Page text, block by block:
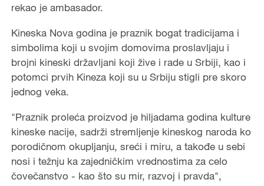
rekao je ambasador.
Kineska Nova godina je praznik bogat tradicijama i
simbolima koji u svojim domovima proslavljaju i
brojni kineski državljani koji žive i rade u Srbiji, kao i
potomci prvih Kineza koji su u Srbiju stigli pre skoro
jednog veka.
"Praznik proleća proizvod je hiljadama godina kulture
kineske nacije, sadrži stremljenje kineskog naroda ko
porodičnom okupljanju, sreći i miru, a takođe u sebi
nosi i težnju ka zajedničkim vrednostima za celo
čovečanstvo - kao što su mir, razvoj i pravda",